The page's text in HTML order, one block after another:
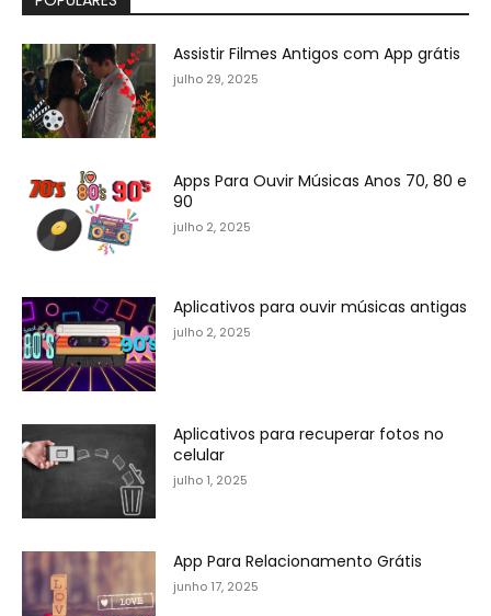
Assistir Filmes Antigos com App grátis
julho 29, 2025
Apps Para Ouvir Músicas Anos 70, 80 e
90
julho 2, 2025
Aplicativos para ouvir músicas antigas
julho 2, 2025
Aplicativos para recuperar fotos no
celular
julho 1, 2025
App Para Relacionamento Grátis
junho 17, 2025